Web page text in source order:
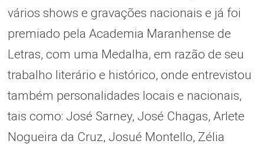
vários shows e gravações nacionais e já foi
premiado pela Academia Maranhense de
Letras, com uma Medalha, em razão de seu
trabalho literário e histórico, onde entrevistou
também personalidades locais e nacionais,
tais como: José Sarney, José Chagas, Arlete
Nogueira da Cruz, Josué Montello, Zélia